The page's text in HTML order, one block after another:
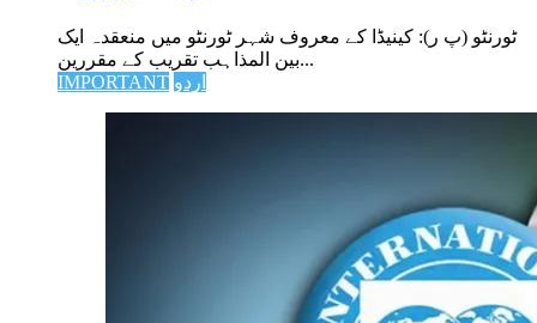
ٹورنٹو (پ ر): کینیڈا کے معروف شہر ٹورنٹو میں منعقدہ ایک
بین المذاہب تقریب کے مقررین...
IMPORTANT اردو